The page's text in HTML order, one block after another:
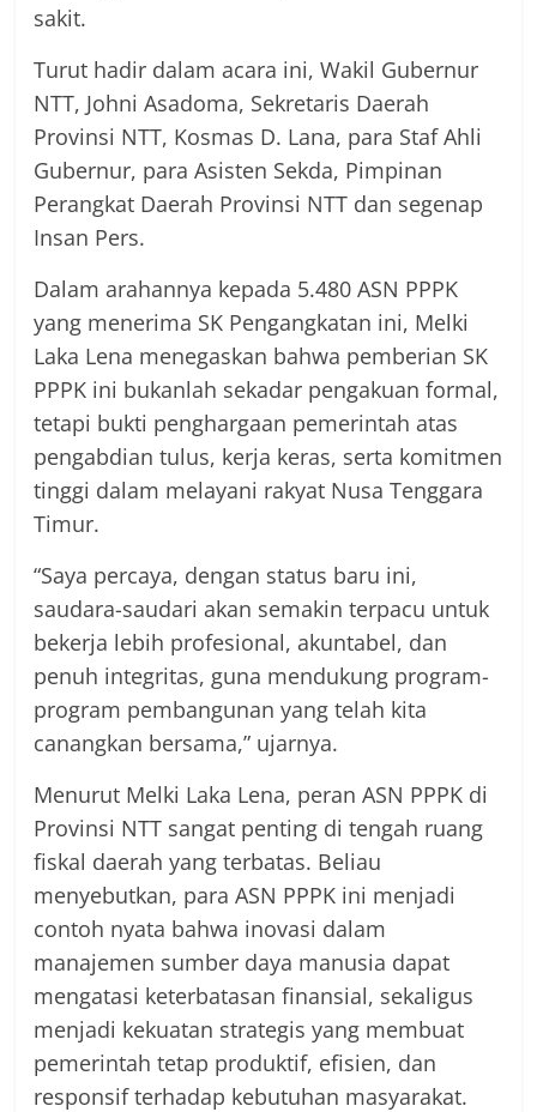
sakit.
Turut hadir dalam acara ini, Wakil Gubernur
NTT, Johni Asadoma, Sekretaris Daerah
Provinsi NTT, Kosmas D. Lana, para Staf Ahli
Gubernur, para Asisten Sekda, Pimpinan
Perangkat Daerah Provinsi NTT dan segenap
Insan Pers.
Dalam arahannya kepada 5.480 ASN PPPK
yang menerima SK Pengangkatan ini, Melki
Laka Lena menegaskan bahwa pemberian SK
PPPK ini bukanlah sekadar pengakuan formal,
tetapi bukti penghargaan pemerintah atas
pengabdian tulus, kerja keras, serta komitmen
tinggi dalam melayani rakyat Nusa Tenggara
Timur.
“Saya percaya, dengan status baru ini,
saudara-saudari akan semakin terpacu untuk
bekerja lebih profesional, akuntabel, dan
penuh integritas, guna mendukung program-
program pembangunan yang telah kita
canangkan bersama,” ujarnya.
Menurut Melki Laka Lena, peran ASN PPPK di
Provinsi NTT sangat penting di tengah ruang
fiskal daerah yang terbatas. Beliau
menyebutkan, para ASN PPPK ini menjadi
contoh nyata bahwa inovasi dalam
manajemen sumber daya manusia dapat
mengatasi keterbatasan finansial, sekaligus
menjadi kekuatan strategis yang membuat
pemerintah tetap produktif, efisien, dan
responsif terhadap kebutuhan masyarakat.